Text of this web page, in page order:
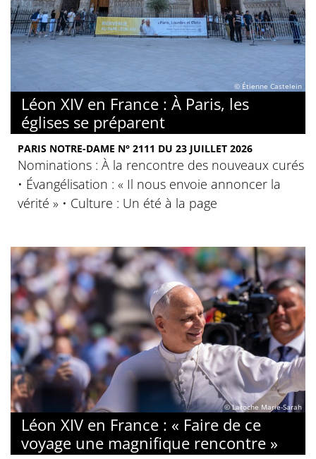
© Étienne Castelein
Léon XIV en France : À Paris, les
églises se préparent
PARIS NOTRE-DAME N° 2111 DU 23 JUILLET 2026
Nominations : À la rencontre des nouveaux curés
• Évangélisation : « Il nous envoie annoncer la
vérité » • Culture : Un été à la page
© Laroche Marie-Sarah
Léon XIV en France : « Faire de ce
voyage une magnifique rencontre »